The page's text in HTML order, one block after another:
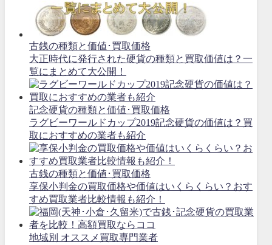
古銭の種類と価値･買取価格
大正時代に発行された硬貨の種類と買取価値は？一
覧にまとめて大公開！
記念硬貨の種類と価値･買取価格
ラグビーワールドカップ2019記念硬貨の価値は？買
取におすすめの業者も紹介
古銭の種類と価値･買取価格
享保小判金の買取価格や価値はいくらくらい？おす
すめ買取業者比較情報も紹介！
地域別 オススメ買取専門業者